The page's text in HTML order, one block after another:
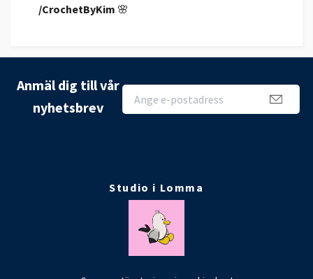
/CrochetByKim 🌸
Anmäl dig till vår
nyhetsbrev
Studio i Lomma